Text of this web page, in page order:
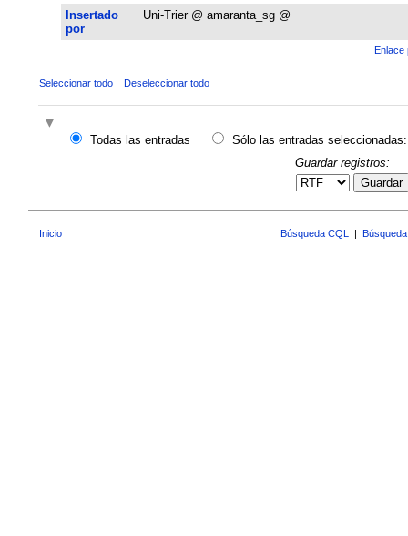
Insertado
por
Uni-Trier @ amaranta_sg @
Enlace
Seleccionar todo Deseleccionar todo
Todas las entradas
Sólo las entradas seleccionadas:
Guardar registros:
Guardar
Inicio Búsqueda CQL